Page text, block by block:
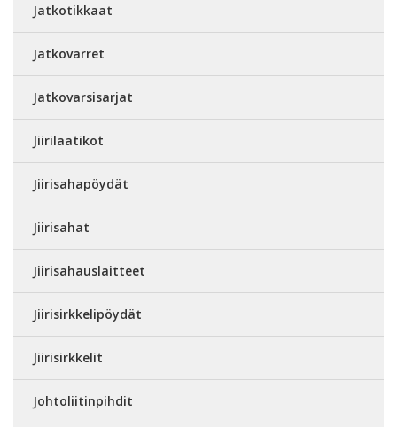
Jatkotikkaat
Jatkovarret
Jatkovarsisarjat
Jiirilaatikot
Jiirisahapöydät
Jiirisahat
Jiirisahauslaitteet
Jiirisirkkelipöydät
Jiirisirkkelit
Johtoliitinpihdit